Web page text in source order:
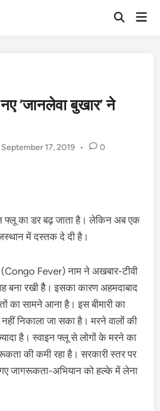
Open
‘जानलेवा बुखार’ ने
September 17, 2019 • 0
फ्लू का डर बढ़ जाता है। लेकिन अब एक
में दस्तक दे दी है।
(Congo Fever) नाम ने अखबार-टीवी
बना रखी हैै। इसका कारण अहमदाबाद
का सामने आना है। इस बीमारी का
निकाला जा सका है। मरने वालों की
है। स्वाइन फ्लू से लोगों के मरने का
की कमी रहा है। सरकारी स्तर पर
जागरूकता-अभियान को हल्के में लेना